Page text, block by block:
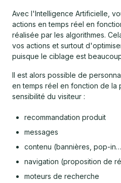
Avec l'Intelligence Artificielle,
actions en temps réel en
réalisée par les algorithmes.
vos actions et surtout
puisque le ciblage est
Il est alors possible de
en temps réel en fonction de la
sensibilité du visiteur :
recommandation produit
messages
contenu (bannières, pop-
navigation (proposition de
moteurs de recherche